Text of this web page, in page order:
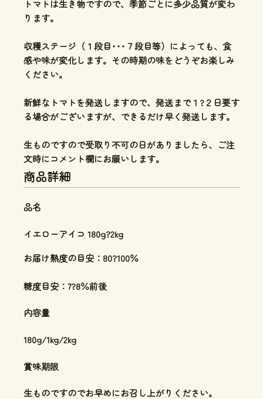
トマトは生き物ですので、季節ごとに多少品質が変わ
ります。
収穫ステージ（１段目･･･７段目等）によっても、食
感や味が変化します。その時期の味をどうぞお楽しみ
ください。
新鮮なトマトを発送しますので、発送まで１?２日要す
る場合がございますが、できるだけ早く発送します。
生ものですので受取り不可の日がありましたら、ご注
文時にコメント欄にお願いします。
商品詳細
品名
イエローアイコ 180g?2kg
お届け熟度の目安：80?100％
糖度目安：7?8％前後
内容量
180g/1kg/2kg
賞味期限
生ものですのでお早めにお召し上がりください。